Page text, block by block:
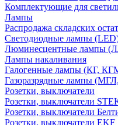
Комплектующие для
Лампы
Распродажа складских
Светодиодные лампы
Люминесцентные лампы
Лампы накаливания
Галогенные лампы (КГ,
Газоразрядные лампы
Розетки, выключатели
Розетки, выключатели
Розетки, выключатели
Розетки, выключатели EKF